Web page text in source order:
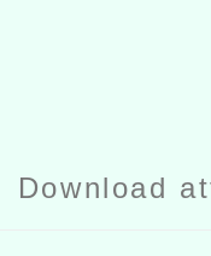
Download